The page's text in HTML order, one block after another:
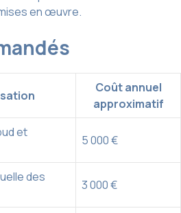
en œuvre.
Coût annuel
approximatif
et
5 000 €
des
3 000 €